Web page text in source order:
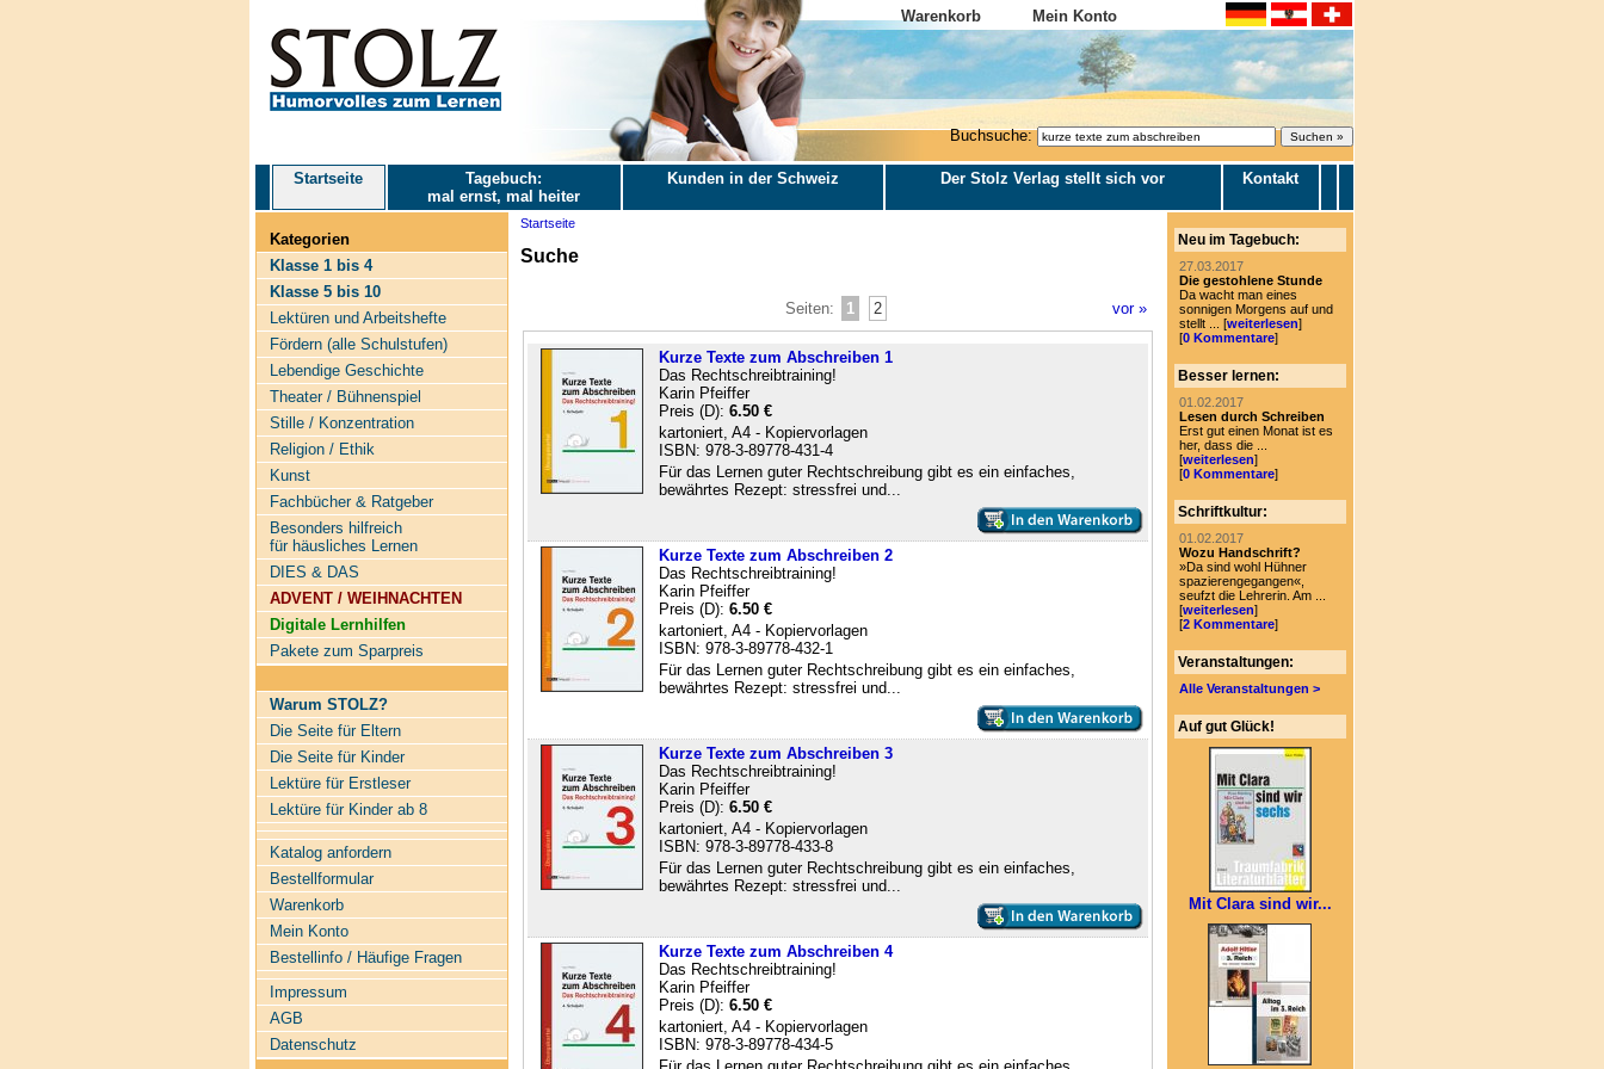
Warenkorb Mein Konto
Buchsuche:
Startseite
Tagebuch:
mal ernst, mal heiter
Kunden in der Schweiz Der Stolz Verlag stellt sich vor Kontakt
Kategorien
Klasse 1 bis 4
Klasse 5 bis 10
Lektüren und Arbeitshefte
Fördern (alle Schulstufen)
Lebendige Geschichte
Theater / Bühnenspiel
Stille / Konzentration
Religion / Ethik
Kunst
Fachbücher & Ratgeber
Besonders hilfreich
für häusliches Lernen
DIES & DAS
ADVENT / WEIHNACHTEN
Digitale Lernhilfen
Pakete zum Sparpreis
Warum STOLZ?
Die Seite für Eltern
Die Seite für Kinder
Lektüre für Erstleser
Lektüre für Kinder ab 8
Katalog anfordern
Bestellformular
Warenkorb
Mein Konto
Bestellinfo / Häufige Fragen
Impressum
AGB
Datenschutz
Startseite
Suche
Seiten: 1 2 vor »
Kurze Texte zum Abschreiben 1
Das Rechtschreibtraining!
Karin Pfeiffer
Preis (D): 6.50 €
kartoniert, A4 - Kopiervorlagen
ISBN: 978-3-89778-431-4
Für das Lernen guter Rechtschreibung gibt es ein einfaches,
bewährtes Rezept: stressfrei und...
Kurze Texte zum Abschreiben 2
Das Rechtschreibtraining!
Karin Pfeiffer
Preis (D): 6.50 €
kartoniert, A4 - Kopiervorlagen
ISBN: 978-3-89778-432-1
Für das Lernen guter Rechtschreibung gibt es ein einfaches,
bewährtes Rezept: stressfrei und...
Kurze Texte zum Abschreiben 3
Das Rechtschreibtraining!
Karin Pfeiffer
Preis (D): 6.50 €
kartoniert, A4 - Kopiervorlagen
ISBN: 978-3-89778-433-8
Für das Lernen guter Rechtschreibung gibt es ein einfaches,
bewährtes Rezept: stressfrei und...
Kurze Texte zum Abschreiben 4
Das Rechtschreibtraining!
Karin Pfeiffer
Preis (D): 6.50 €
kartoniert, A4 - Kopiervorlagen
ISBN: 978-3-89778-434-5
Neu im Tagebuch:
27.03.2017
Die gestohlene Stunde
Da wacht man eines
sonnigen Morgens auf und
stellt ... [weiterlesen]
[0 Kommentare]
Besser lernen:
01.02.2017
Lesen durch Schreiben
Erst gut einen Monat ist es
her, dass die ...
[weiterlesen]
[0 Kommentare]
Schriftkultur:
01.02.2017
Wozu Handschrift?
»Da sind wohl Hühner
spazierengegangen«,
seufzt die Lehrerin. Am ...
[weiterlesen]
[2 Kommentare]
Veranstaltungen:
Alle Veranstaltungen >
Auf gut Glück!
Mit Clara sind wir...